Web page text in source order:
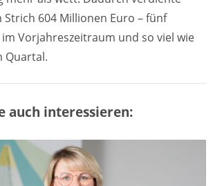
604 Millionen Euro – fünf
Vorjahreszeitraum und so viel wie
Quartal.
auch interessieren: